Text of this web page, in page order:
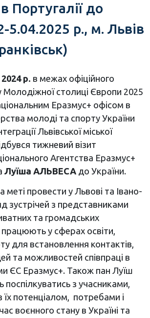
Португалії до
5.04.2025 р., м. Львів
р. в межах офіційного
Молодіжної столиці Європи 2025
Еразмус+ офісом в
молоді та спорту України
Львівської міської
тижневий візит
Агентства Еразмус+
Луїша АЛЬВЕСА до України.
меті провести у Львові та Івано-
зустрічей з представниками
та громадських
працюють у сферах освіти,
для встановлення контактів,
та можливостей співпраці в
ЄС Еразмус+. Також пан Луїш
поспілкуватись з учасниками,
їх потенціалом, потребами і
воєнного стану в Україні та